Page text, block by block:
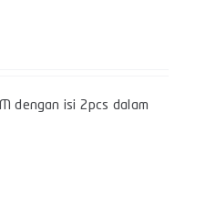
dengan isi 2pcs dalam